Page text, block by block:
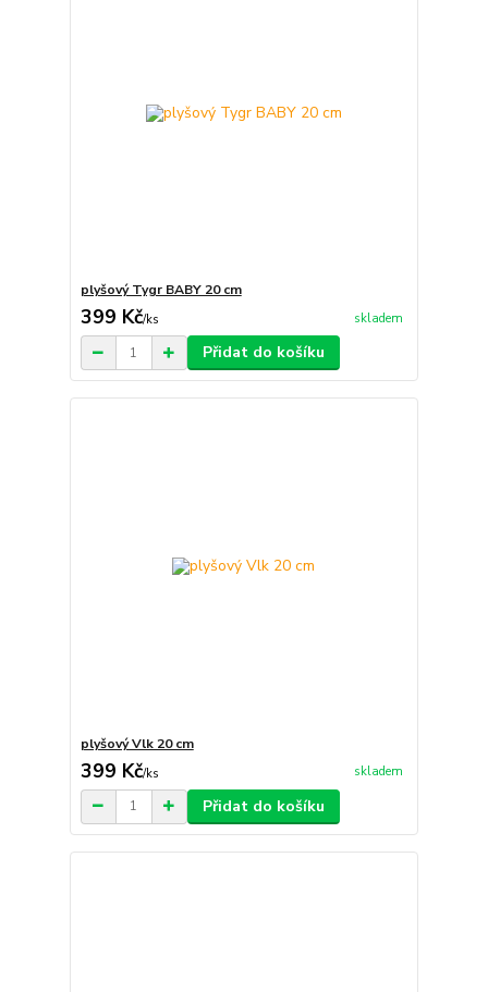
plyšový Tygr BABY 20 cm
399 Kč/ks skladem
Přidat do košíku
plyšový Vlk 20 cm
399 Kč/ks skladem
Přidat do košíku